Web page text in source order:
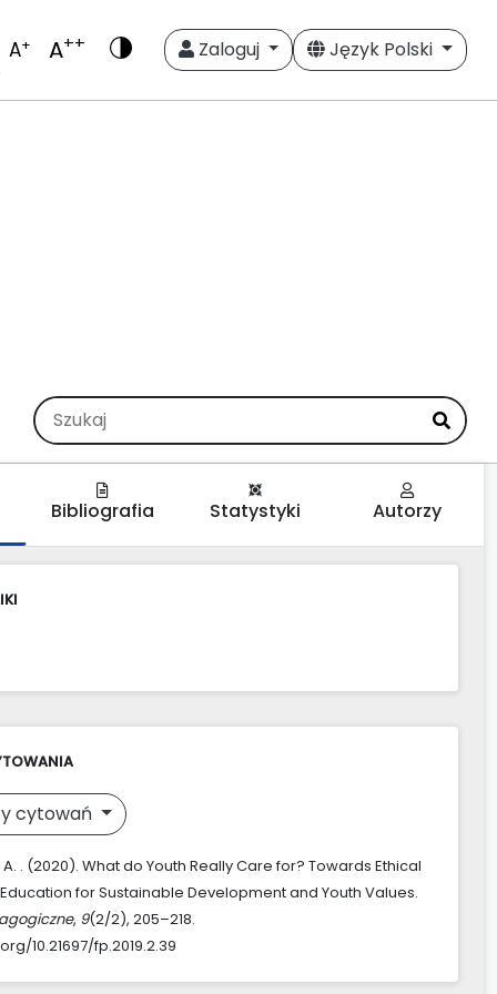
A+ A++ Zaloguj Język Polski
Bibliografia Statystyki Autorzy
cytowań
. (2020). What do Youth Really Care for? Towards Ethical
for Sustainable Development and Youth Values.
, 9(2/2), 205–218.
10.21697/fp.2019.2.39